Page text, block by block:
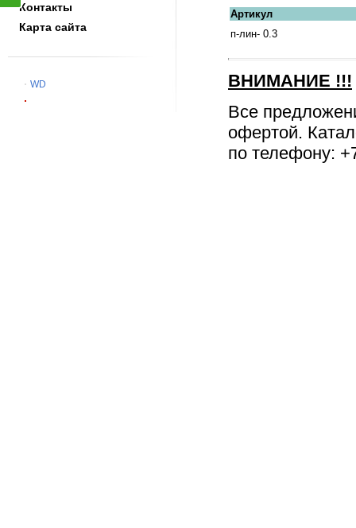
Контакты
Карта сайта
WD
Артикул
п-лин- 0.3
ВНИМАНИЕ !!!
Все
офертой.
по телефону: